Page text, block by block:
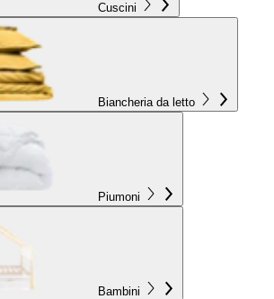
Cuscini
Biancheria da letto
Piumoni
Bambini